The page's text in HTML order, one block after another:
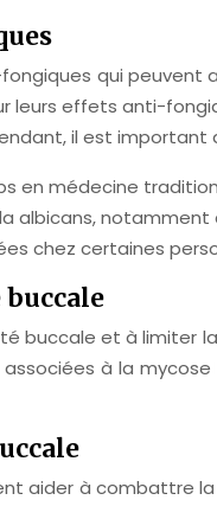
qui peuvent
leurs effets anti-
il est
en médecine
albicans,
chez certaines
buccale
buccale et à
à la
aider à combattre